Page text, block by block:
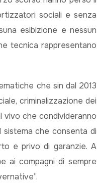
sociali e senza
esibizione e nessun
tecnica rappresentano
che sin dal 2013
criminalizzazione dei
vivo che condivideranno
che consenta di
e privo di garanzie. A
ai compagni di sempre